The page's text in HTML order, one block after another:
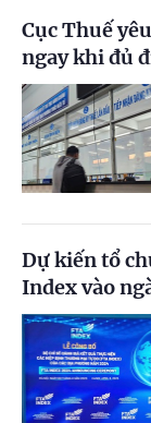
Cục Thuế
ngay khi đủ
Dự kiến tổ
Index vào